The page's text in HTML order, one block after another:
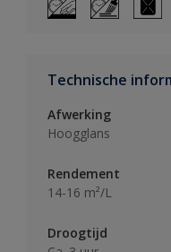
Technische
Afwerking
Hoogglans
Rendement
14-16 m²/L
Droogtijd